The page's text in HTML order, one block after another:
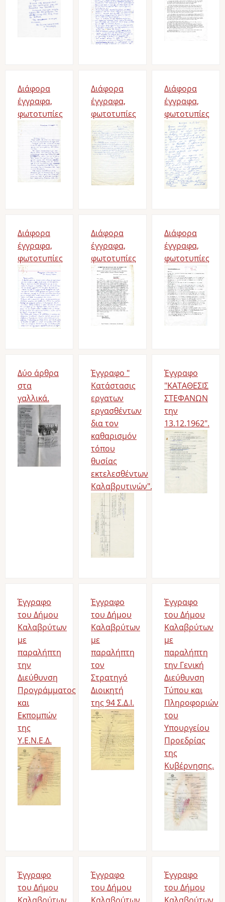
Διάφορα
έγγραφα,
φωτοτυπίες
Διάφορα
έγγραφα,
φωτοτυπίες
Διάφορα
έγγραφα,
φωτοτυπίες
Διάφορα
έγγραφα,
φωτοτυπίες
Διάφορα
έγγραφα,
φωτοτυπίες
Διάφορα
έγγραφα,
φωτοτυπίες
Δύο άρθρα
στα
γαλλικά.
Έγγραφο "
Κατάστασις
εργατων
εργασθέντων
δια τον
καθαρισμόν
τόπου
θυσίας
εκτελεσθέντων
Καλαβρυτινών".
Έγγραφο
"ΚΑΤΑΘΕΣΙΣ
ΣΤΕΦΑΝΩΝ
την
13.12.1962".
Έγγραφο
του Δήμου
Καλαβρύτων
με
παραλήπτη
την
Διεύθυνση
Προγράμματος
και
Εκπομπών
της
Υ.Ε.Ν.Ε.Δ.
Έγγραφο
του Δήμου
Καλαβρύτων
με
παραλήπτη
τον
Στρατηγό
Διοικητή
της 94 Σ.Δ.Ι.
Έγγραφο
του Δήμου
Καλαβρύτων
με
παραλήπτη
την Γενική
Διεύθυνση
Τύπου και
Πληροφοριών
του
Υπουργείου
Προεδρίας
της
Κυβέρνησης.
Έγγραφο
του Δήμου
Έγγραφο
του Δήμου
Έγγραφο
του Δήμου